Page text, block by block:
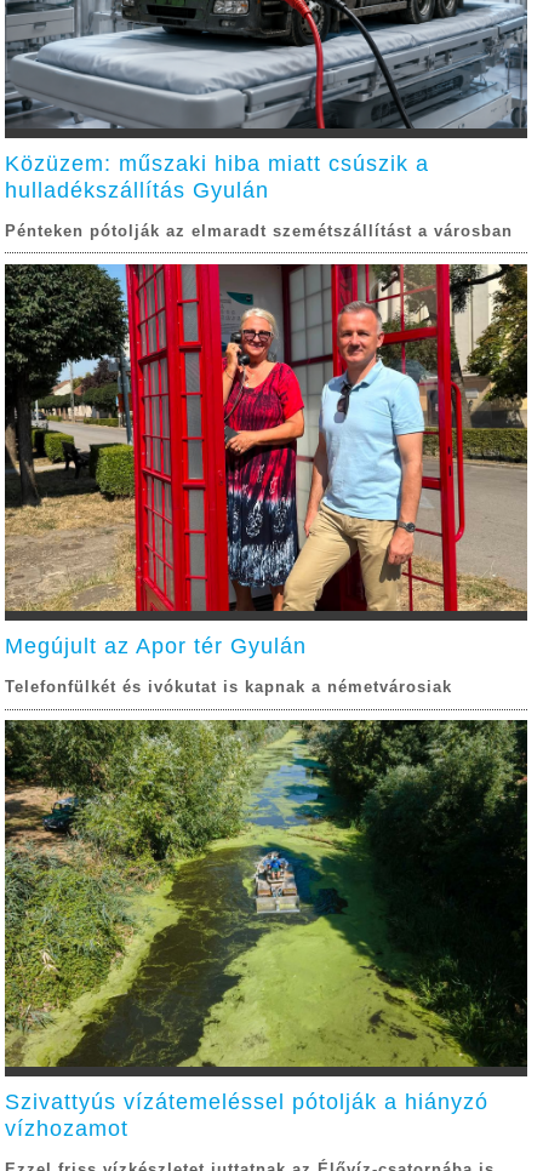
Közüzem: műszaki hiba miatt csúszik a
hulladékszállítás Gyulán
Pénteken pótolják az elmaradt szemétszállítást a városban
Megújult az Apor tér Gyulán
Telefonfülkét és ivókutat is kapnak a németvárosiak
Szivattyús vízátemeléssel pótolják a hiányzó
vízhozamot